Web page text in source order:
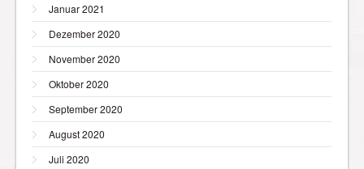
Januar 2021
Dezember 2020
November 2020
Oktober 2020
September 2020
August 2020
Juli 2020